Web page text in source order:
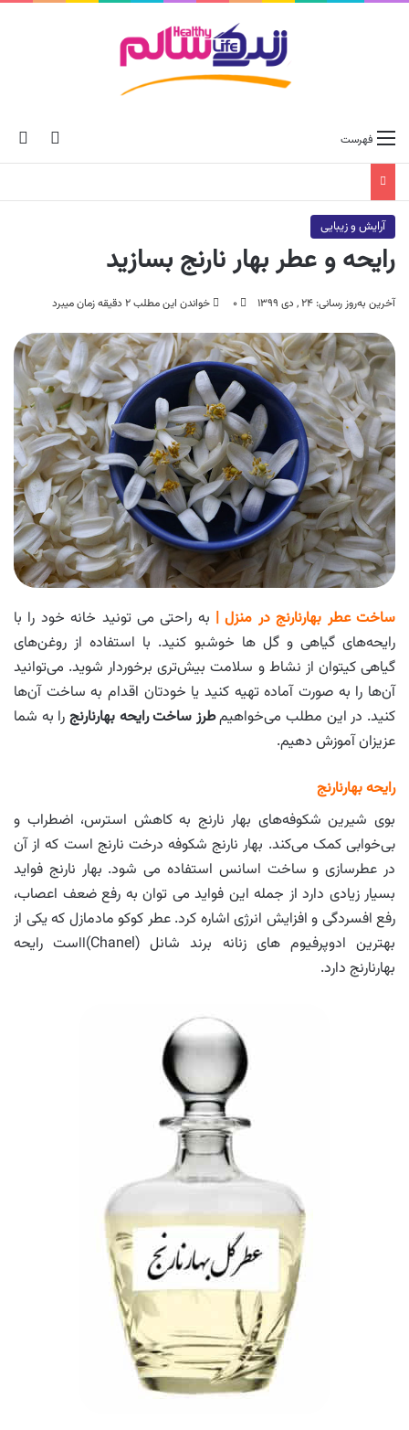
skin فهرست
آرایش و زیبایی
رایحه‌ و عطر بهار نارنج بسازید
آخرین به‌روز رسانی: ۲۴ , دی ۱۳۹۹ ۰ خواندن این مطلب ۲ دقیقه زمان میبرد
ساخت عطر بهارنارنج در منزل | به راحتی می تونید خانه خود را با
رایحه‌های گیاهی و گل ها خوشبو کنید. با استفاده از روغن‌های
گیاهی کیتوان از نشاط و سلامت بیش‌تری برخوردار شوید. می‌توانید
آن‌ها را به صورت آماده تهیه کنید یا خودتان اقدام به ساخت آن‌ها
کنید. در این مطلب می‌خواهیمطرز ساخت رایحه بهارنارنج را به شما
عزیزان آموزش دهیم.
رایحه بهارنارنج
بوی شیرین شکوفه‌های بهار نارنج به کاهش استرس، اضطراب و
بی‌خوابی کمک می‌کند. بهار نارنج شکوفه درخت نارنج است که از آن
در عطرسازی و ساخت اسانس استفاده می شود. بهار نارنج فواید
بسیار زیادی دارد از جمله این فواید می توان به رفع ضعف اعصاب،
رفع افسردگی و افزایش انرژی اشاره کرد. عطر کوکو مادمازل که یکی از
بهترین ادوپرفیوم های زنانه برند شانل (Chanel)ااست رایحه
بهارنارنج دارد.